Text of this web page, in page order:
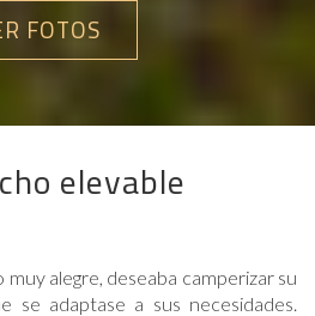
FOTOS
elevable
alegre, deseaba camperizar su
se adaptase a sus necesidades.